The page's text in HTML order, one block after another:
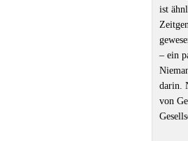
ist
– ein
darin.
von